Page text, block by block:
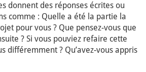
donnent des réponses écrites ou
comme : Quelle a été la partie la
pour vous ? Que pensez-vous que
? Si vous pouviez refaire cette
différemment ? Qu’avez-vous appris